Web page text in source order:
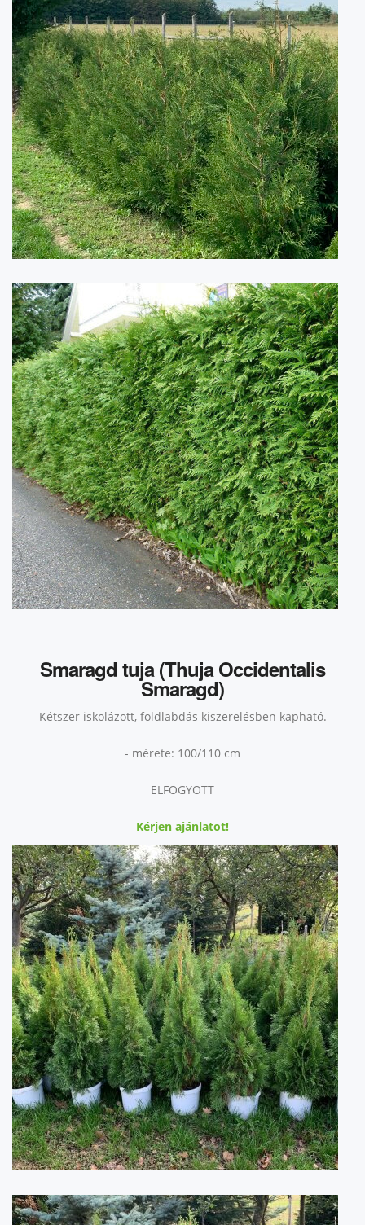
Smaragd tuja (Thuja Occidentalis
Smaragd)
Kétszer iskolázott, földlabdás kiszerelésben kapható.
- mérete: 100/110 cm
ELFOGYOTT
Kérjen ajánlatot!